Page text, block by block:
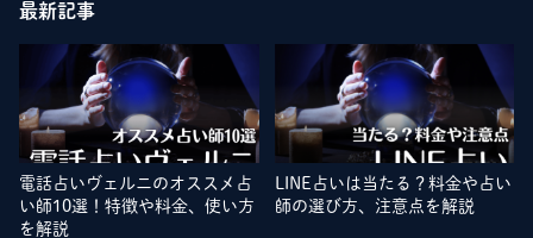
最新記事
電話占いヴェルニのオススメ占
い師10選！特徴や料金、使い方
を解説
LINE占いは当たる？料金や占い
師の選び方、注意点を解説